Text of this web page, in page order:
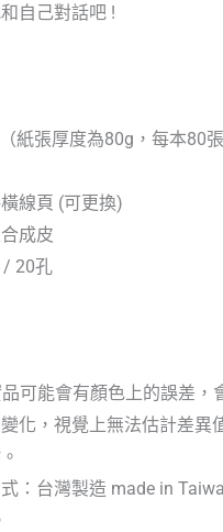
自己對話吧 !
紙張厚度為80g，每本80
線頁 (可更換)
成皮
/ 20孔
可能會有顏色上的誤差，
化，視覺上無法估計差異
：台灣製造 made in